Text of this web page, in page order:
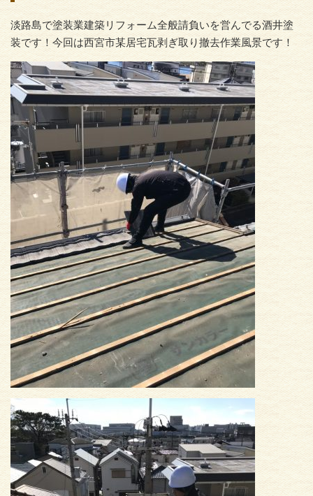
淡路島で塗装業建築リフォーム全般請負いを営んでる酒井塗
装です！今回は西宮市某居宅瓦剥ぎ取り撤去作業風景です！